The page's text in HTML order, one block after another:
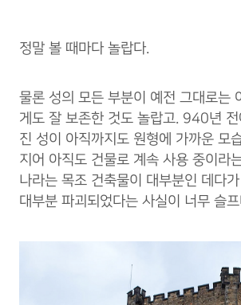
정말 볼 때마다 놀랍다.
물론 성의 모든 부분이 예전 그대로는
게도 잘 보존한 것도 놀랍고. 940년 전
진 성이 아직까지도 원형에 가까운 모
지어 아직도 건물로 계속 사용 중이라
나라는 목조 건축물이 대부분인 데다
대부분 파괴되었다는 사실이 너무 슬프